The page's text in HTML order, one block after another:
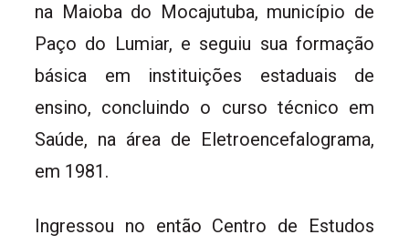
na Maioba do Mocajutuba, município de
Paço do Lumiar, e seguiu sua formação
básica em instituições estaduais de
ensino, concluindo o curso técnico em
Saúde, na área de Eletroencefalograma,
em 1981.
Ingressou no então Centro de Estudos